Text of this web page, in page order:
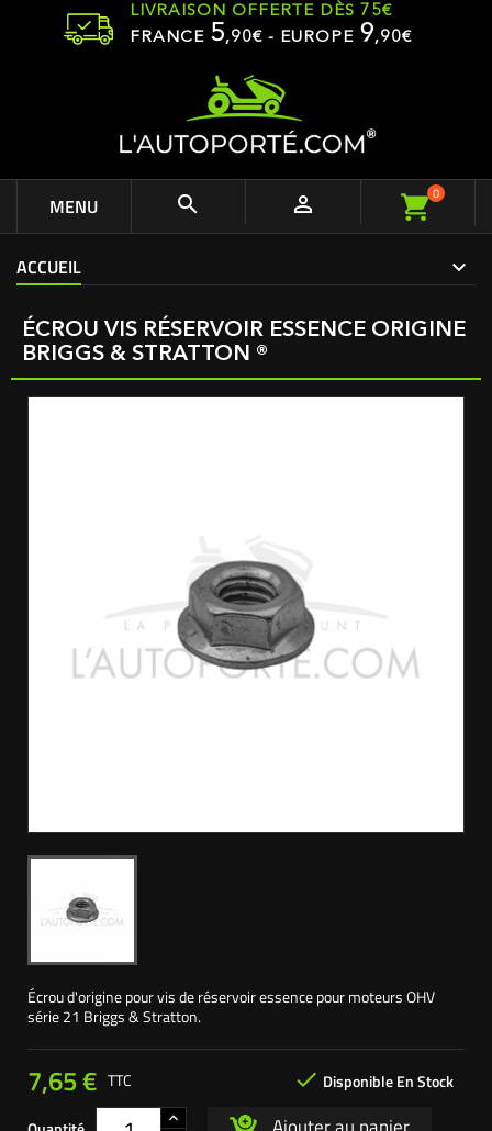
LIVRAISON OFFERTE DÈS 75€
FRANCE 5,90€ - EUROPE 9,90€
MENU   0
ACCUEIL
ÉCROU VIS RÉSERVOIR ESSENCE ORIGINE
BRIGGS & STRATTON ®
Écrou d'origine pour vis de réservoir essence pour moteurs OHV
série 21 Briggs & Stratton.
7,65 €  Disponible En Stock
TTC